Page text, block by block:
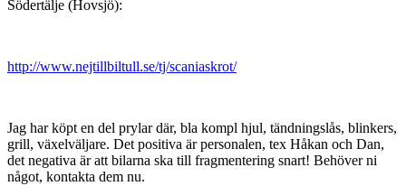
Södertälje (Hovsjö):
http://www.nejtillbiltull.se/tj/scaniaskrot/
Jag har köpt en del prylar där, bla kompl hjul, tändningslås, blinkers,
grill, växelväljare. Det positiva är personalen, tex Håkan och Dan,
det negativa är att bilarna ska till fragmentering snart! Behöver ni
något, kontakta dem nu.